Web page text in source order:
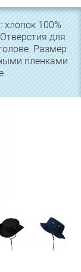
100%.
для
Размер
пленками